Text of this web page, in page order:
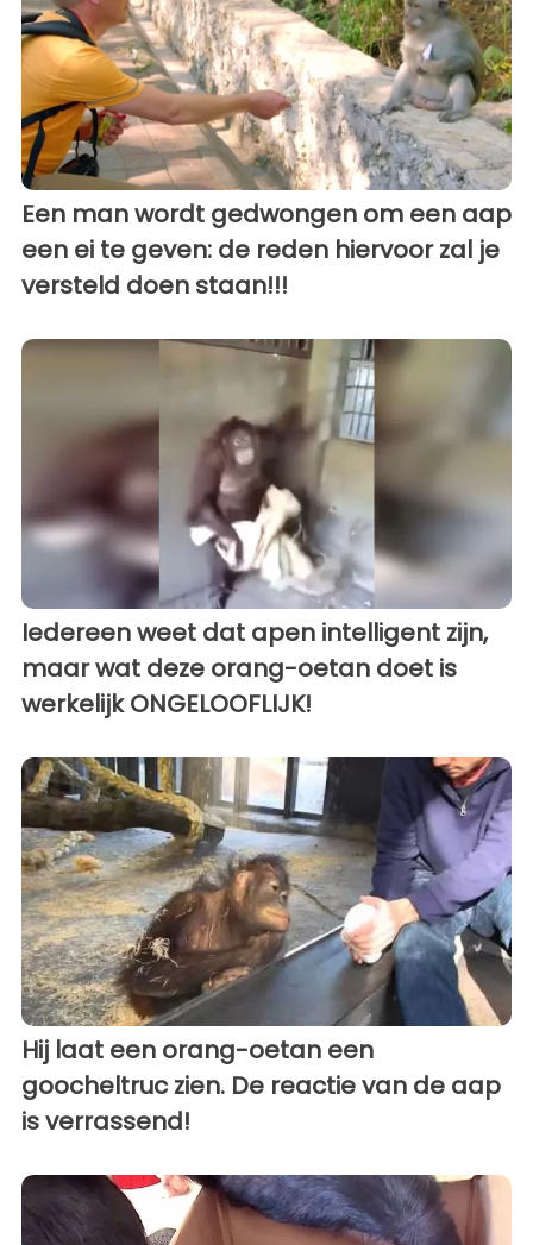
Een man wordt gedwongen om een aap
een ei te geven: de reden hiervoor zal je
versteld doen staan!!!
Iedereen weet dat apen intelligent zijn,
maar wat deze orang-oetan doet is
werkelijk ONGELOOFLIJK!
Hij laat een orang-oetan een
goocheltruc zien. De reactie van de aap
is verrassend!